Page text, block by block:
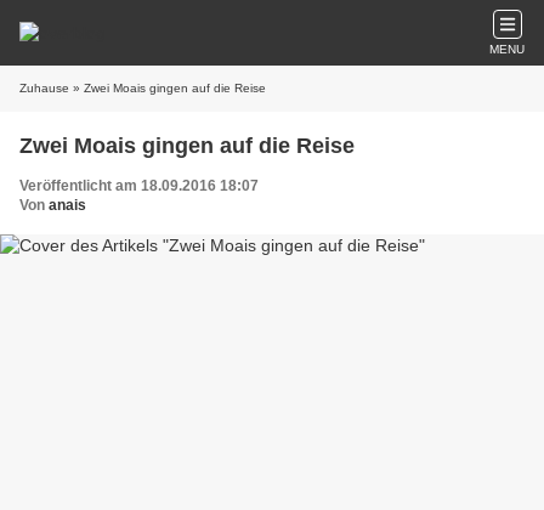
MENU
Zuhause » Zwei Moais gingen auf die Reise
Zwei Moais gingen auf die Reise
Veröffentlicht am 18.09.2016 18:07
Von anais